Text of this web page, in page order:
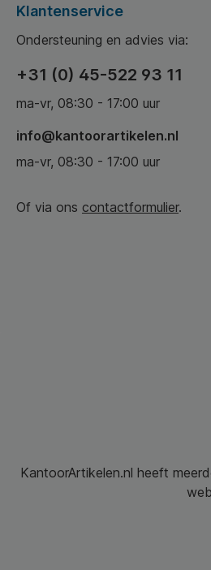
Klantenservice
Ondersteuning en advies via:
+31 (0) 45-522 93 11
ma-vr, 08:30 - 17:00 uur
info@kantoorartikelen.nl
ma-vr, 08:30 - 17:00 uur
Of via ons contactformulier.
KantoorArtikelen.nl heeft